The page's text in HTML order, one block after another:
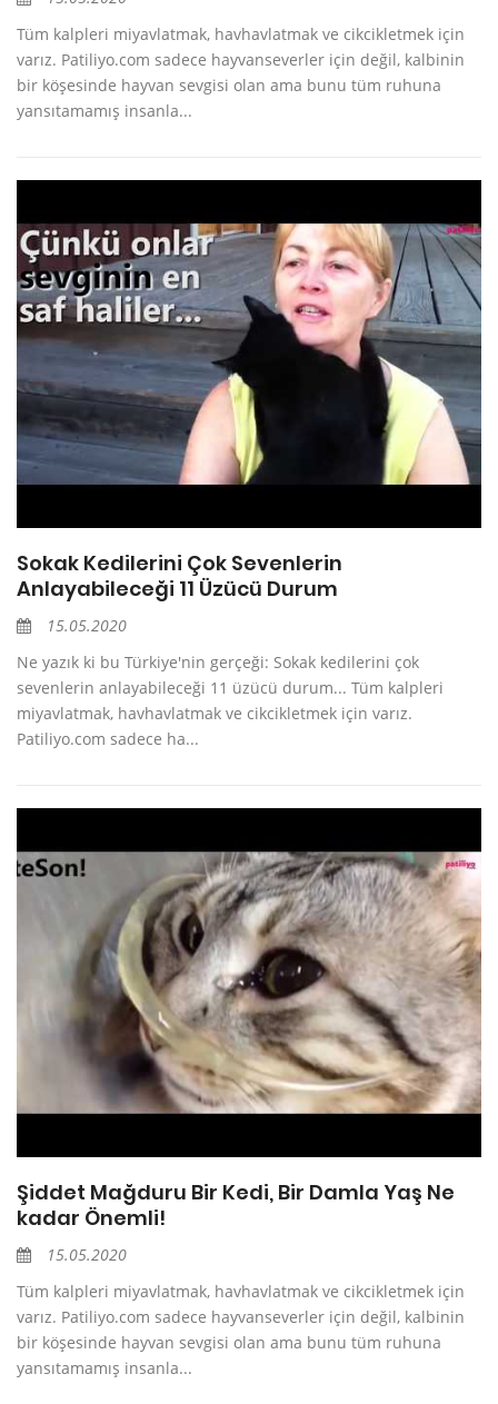
Tüm kalpleri miyavlatmak, havhavlatmak ve cikcikletmek için
varız. Patiliyo.com sadece hayvanseverler için değil, kalbinin
bir köşesinde hayvan sevgisi olan ama bunu tüm ruhuna
yansıtamamış insanla...
Sokak Kedilerini Çok Sevenlerin
Anlayabileceği 11 Üzücü Durum
15.05.2020
Ne yazık ki bu Türkiye'nin gerçeği: Sokak kedilerini çok
sevenlerin anlayabileceği 11 üzücü durum... Tüm kalpleri
miyavlatmak, havhavlatmak ve cikcikletmek için varız.
Patiliyo.com sadece ha...
Şiddet Mağduru Bir Kedi, Bir Damla Yaş Ne
kadar Önemli!
15.05.2020
Tüm kalpleri miyavlatmak, havhavlatmak ve cikcikletmek için
varız. Patiliyo.com sadece hayvanseverler için değil, kalbinin
bir köşesinde hayvan sevgisi olan ama bunu tüm ruhuna
yansıtamamış insanla...